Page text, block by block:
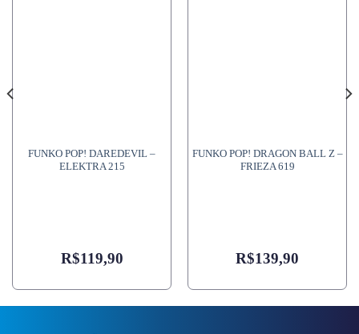
FUNKO POP! DAREDEVIL –
ELEKTRA 215
R$119,90
FUNKO POP! DRAGON BALL Z –
FRIEZA 619
R$139,90